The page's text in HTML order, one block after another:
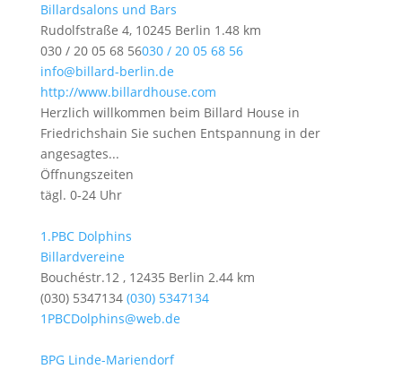
Billardsalons und Bars
Rudolfstraße 4, 10245 Berlin 1.48 km
030 / 20 05 68 56030 / 20 05 68 56
info@billard-berlin.de
http://www.billardhouse.com
Herzlich willkommen beim Billard House in
Friedrichshain Sie suchen Entspannung in der
angesagtes...
Öffnungszeiten
tägl. 0-24 Uhr
1.PBC Dolphins
Billardvereine
Bouchéstr.12 , 12435 Berlin 2.44 km
(030) 5347134 (030) 5347134
1PBCDolphins@web.de
BPG Linde-Mariendorf